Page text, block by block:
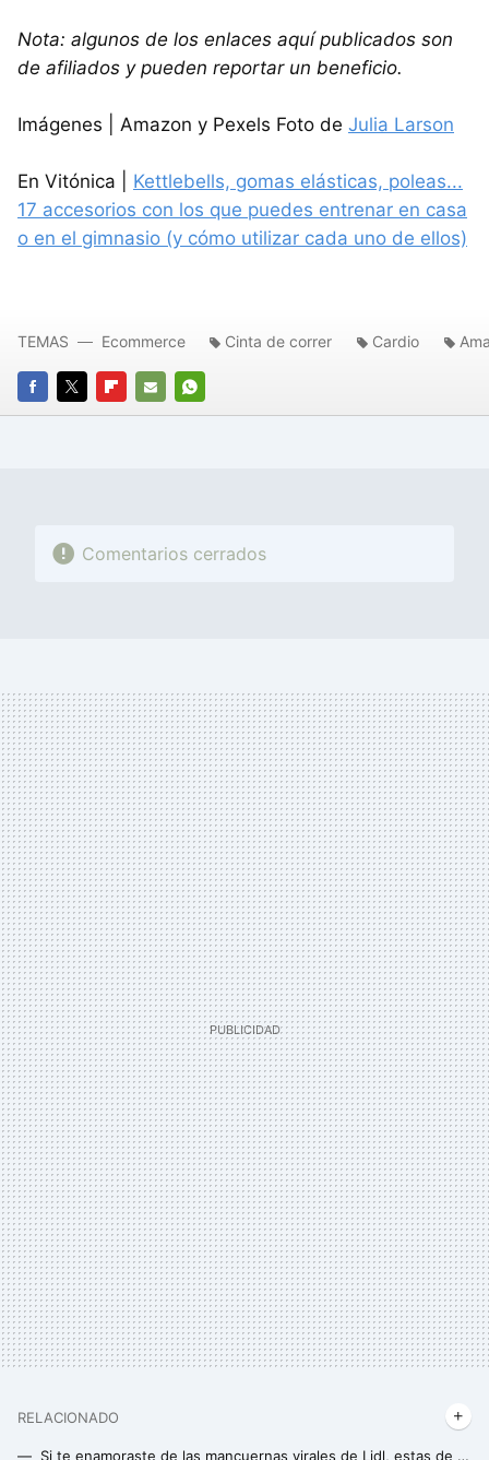
Nota: algunos de los enlaces aquí publicados son
de afiliados y pueden reportar un beneficio.
Imágenes | Amazon y Pexels Foto de Julia Larson
En Vitónica | Kettlebells, gomas elásticas, poleas...
17 accesorios con los que puedes entrenar en casa
o en el gimnasio (y cómo utilizar cada uno de ellos)
FACEBOOK
TWITTERFLIPBOARD
E-
WHATSAPP
TEMAS Ecommerce Cinta de correr Cardio
Comentarios cerrados
RELACIONADO
Si te enamoraste de las mancuernas virales de Lidl, estas de Amazon son de mejor calidad y cuestan mucho menos